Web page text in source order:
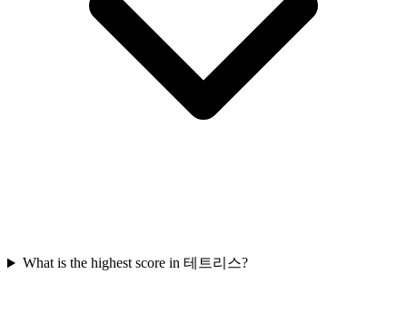
What is the highest score in 테트리스?